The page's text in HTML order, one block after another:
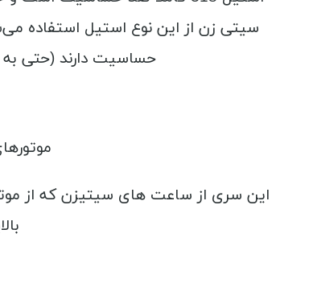
حساسیت دارند (حتی به
این سری از ساعت های سیتیزن که از